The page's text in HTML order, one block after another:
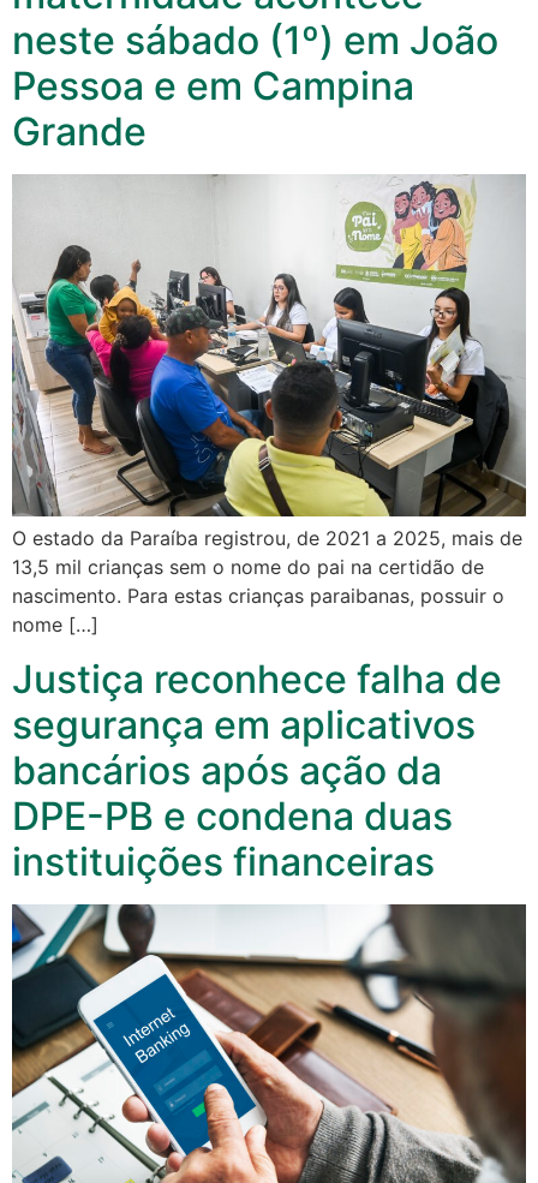
neste sábado (1º) em João
Pessoa e em Campina
Grande
O estado da Paraíba registrou, de 2021 a 2025, mais de
13,5 mil crianças sem o nome do pai na certidão de
nascimento. Para estas crianças paraibanas, possuir o
nome […]
Justiça reconhece falha de
segurança em aplicativos
bancários após ação da
DPE-PB e condena duas
instituições financeiras